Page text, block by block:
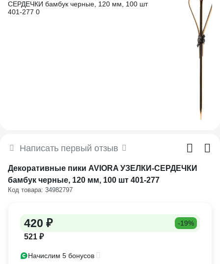
Написать первый отзыв
Декоративные пики AVIORA УЗЕЛКИ-СЕРДЕЧКИ
бамбук черные, 120 мм, 100 шт 401-277
Код товара: 34982797
420 ₽ -19%
521 ₽
Начислим 5 бонусов